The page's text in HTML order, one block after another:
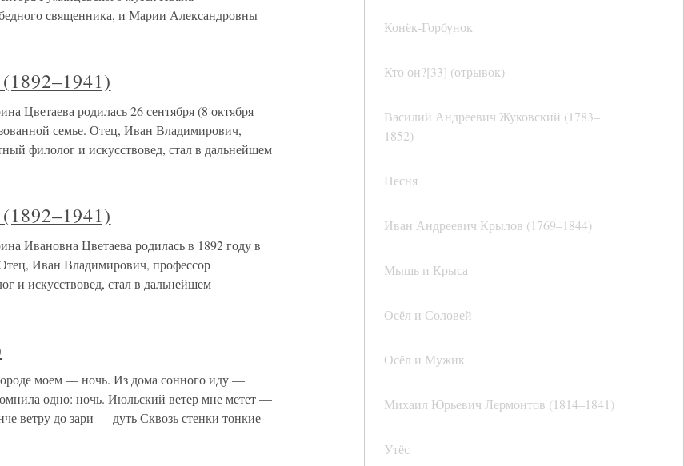
Конёк-Горбунок
Кто он?[33] (отрывок)
Василий Андреевич Жуковский (1783–
1852)
Песня
Иван Андреевич Крылов (1769–1844)
Мышь и Крыса
Осёл и Соловей
Осёл и Мужик
Михаил Юрьевич Лермонтов (1814–1841)
Утёс
священника, и Марии Александровны
Цветаева родилась 26 сентября (8 октября
семье. Отец, Иван Владимирович,
филолог и искусствовед, стал в дальнейшем
Ивановна Цветаева родилась в 1892 году в
Иван Владимирович, профессор
и искусствовед, стал в дальнейшем
моем — ночь. Из дома сонного иду —
одно: ночь. Июльский ветер мне метет —
ветру до зари — дуть Сквозь стенки тонкие